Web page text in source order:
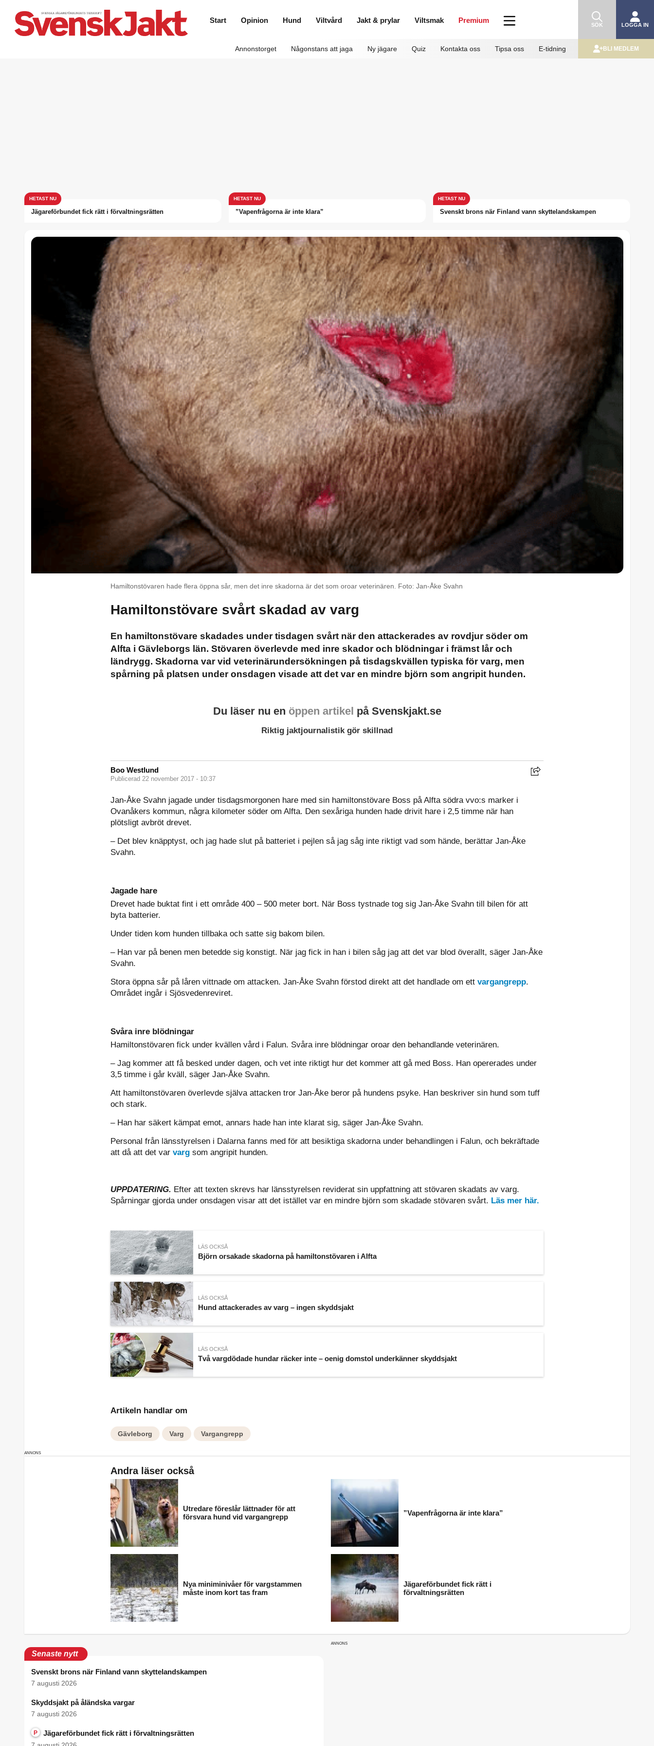
Start
Annonstorget Någonstans att jaga Ny jägare Quiz Kontakta oss Tipsa oss E-tidning
Opinion Hund Viltvård Jakt & prylar Viltsmak Premium
SÖK LOGGA IN
BLI MEDLEM
Jägareförbundet fick rätt i förvaltningsrätten ”Vapenfrågorna är inte klara” Svenskt brons när Finland vann skyttelandskampen
Hamiltonstövaren hade flera öppna sår, men det inre skadorna är det som oroar veterinären. Foto: Jan-Åke Svahn
Hamiltonstövare svårt skadad av varg
En hamiltonstövare skadades under tisdagen svårt när den attackerades av rovdjur söder om
Alfta i Gävleborgs län. Stövaren överlevde med inre skador och blödningar i främst lår och
ländrygg. Skadorna var vid veterinärundersökningen på tisdagskvällen typiska för varg, men
spårning på platsen under onsdagen visade att det var en mindre björn som angripit hunden.
Du läser nu en öppen artikel på Svenskjakt.se
Riktig jaktjournalistik gör skillnad
Boo Westlund
Publicerad 22 november 2017 - 10:37
Jan-Åke Svahn jagade under tisdagsmorgonen hare med sin hamiltonstövare Boss på Alfta södra vvo:s marker i
Ovanåkers kommun, några kilometer söder om Alfta. Den sexåriga hunden hade drivit hare i 2,5 timme när han
plötsligt avbröt drevet.
– Det blev knäpptyst, och jag hade slut på batteriet i pejlen så jag såg inte riktigt vad som hände, berättar Jan-Åke
Svahn.
Jagade hare
Drevet hade buktat fint i ett område 400 – 500 meter bort. När Boss tystnade tog sig Jan-Åke Svahn till bilen för att
byta batterier.
Under tiden kom hunden tillbaka och satte sig bakom bilen.
– Han var på benen men betedde sig konstigt. När jag fick in han i bilen såg jag att det var blod överallt, säger Jan-Åke
Svahn.
Stora öppna sår på låren vittnade om attacken. Jan-Åke Svahn förstod direkt att det handlade om ett vargangrepp.
Området ingår i Sjösvedenreviret.
Svåra inre blödningar
Hamiltonstövaren fick under kvällen vård i Falun. Svåra inre blödningar oroar den behandlande veterinären.
– Jag kommer att få besked under dagen, och vet inte riktigt hur det kommer att gå med Boss. Han opererades under
3,5 timme i går kväll, säger Jan-Åke Svahn.
Att hamiltonstövaren överlevde själva attacken tror Jan-Åke beror på hundens psyke. Han beskriver sin hund som tuff
och stark.
– Han har säkert kämpat emot, annars hade han inte klarat sig, säger Jan-Åke Svahn.
Personal från länsstyrelsen i Dalarna fanns med för att besiktiga skadorna under behandlingen i Falun, och bekräftade
att då att det var varg som angripit hunden.
UPPDATERING. Efter att texten skrevs har länsstyrelsen reviderat sin uppfattning att stövaren skadats av varg.
Spårningar gjorda under onsdagen visar att det istället var en mindre björn som skadade stövaren svårt. Läs mer här.
LÄS OCKSÅ
Björn orsakade skadorna på hamiltonstövaren i Alfta
LÄS OCKSÅ
Hund attackerades av varg – ingen skyddsjakt
LÄS OCKSÅ
Två vargdödade hundar räcker inte – oenig domstol underkänner skyddsjakt
Artikeln handlar om
Gävleborg Varg Vargangrepp
Andra läser också
Utredare föreslår lättnader för att
försvara hund vid vargangrepp
”Vapenfrågorna är inte klara”
Nya miniminivåer för vargstammen
måste inom kort tas fram
Jägareförbundet fick rätt i
förvaltningsrätten
Senaste nytt
Svenskt brons när Finland vann skyttelandskampen
7 augusti 2026
Skyddsjakt på åländska vargar
7 augusti 2026
P Jägareförbundet fick rätt i förvaltningsrätten